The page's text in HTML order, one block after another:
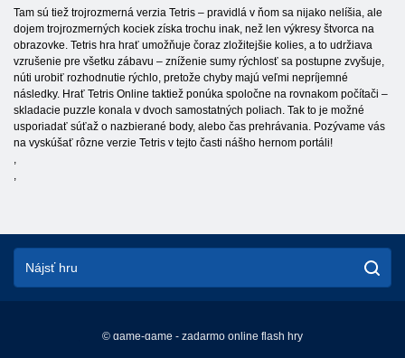
Tam sú tiež trojrozmerná verzia Tetris – pravidlá v ňom sa nijako nelíšia, ale
dojem trojrozmerných kociek získa trochu inak, než len výkresy štvorca na
obrazovke. Tetris hra hrať umožňuje čoraz zložitejšie kolies, a to udržiava
vzrušenie pre všetku zábavu – zníženie sumy rýchlosť sa postupne zvyšuje,
núti urobiť rozhodnutie rýchlo, pretože chyby majú veľmi nepríjemné
následky. Hrať Tetris Online taktiež ponúka spoločne na rovnakom počítači –
skladacie puzzle konala v dvoch samostatných poliach. Tak to je možné
usporiadať súťaž o nazbierané body, alebo čas prehrávania. Pozývame vás
na vyskúšať rôzne verzie Tetris v tejto časti nášho hernom portáli!
,
,
© game-game - zadarmo online flash hry